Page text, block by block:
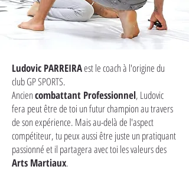
Ludovic PARREIRAest le coach à l'origine du
club GP SPORTS.
Anciencombattant Professionnel, Ludovic
fera peut être de toi un futur champion au travers
de son expérience. Mais au-delà de l'aspect
compétiteur, tu peux aussi être juste un pratiquant
passionné et il partagera avec toi les valeurs des
Arts Martiaux.